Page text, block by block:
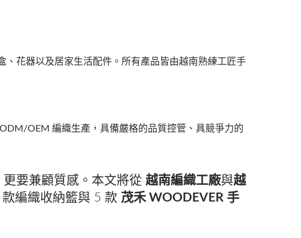
花器以及居家生活配件。所有產品皆由越南熟練工匠手
OEM 編織生產，具備嚴格的品質控管、具競爭力的
要兼顧質感。本文將從 越南編織工廠與越
編織收納籃與 5 款 茂禾 WOODEVER 手